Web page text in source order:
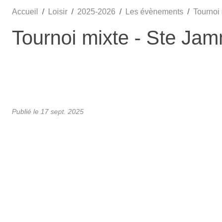
Accueil Loisir 2025-2026 Les évènements Tournoi
Tournoi mixte - Ste
Publié le 17 sept. 2025